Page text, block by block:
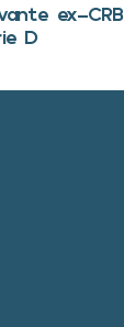
ex-CRB
D